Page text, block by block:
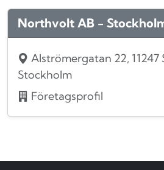
Northvolt AB -
Alströmergatan 22, 11247
Stockholm
Företagsprofil